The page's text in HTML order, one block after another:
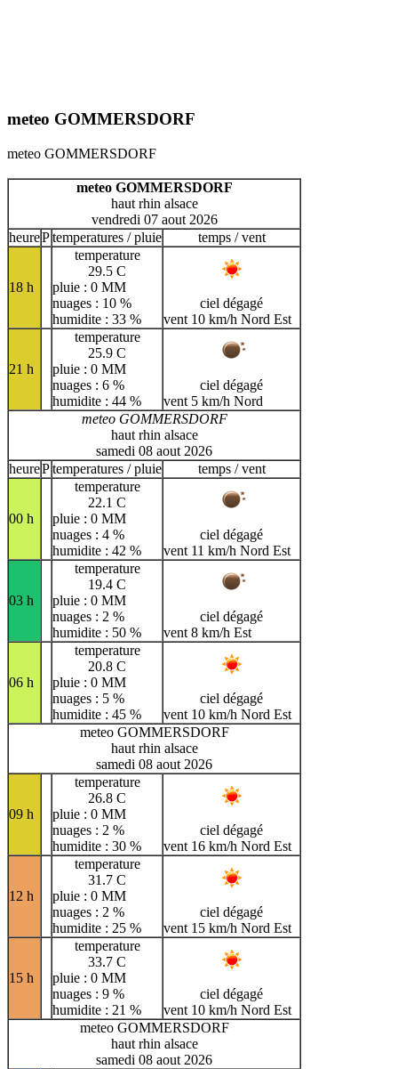
meteo GOMMERSDORF
meteo GOMMERSDORF
meteo GOMMERSDORF
haut rhin alsace
vendredi 07 aout 2026
heurePtemperatures / pluie temps / vent
18 h
temperature
29.5 C
pluie : 0 MM
nuages : 10 %
humidite : 33 %
ciel dégagé
vent 10 km/h Nord Est
21 h
temperature
25.9 C
pluie : 0 MM
nuages : 6 %
humidite : 44 %
ciel dégagé
vent 5 km/h Nord
meteo GOMMERSDORF
haut rhin alsace
samedi 08 aout 2026
heurePtemperatures / pluie temps / vent
00 h
temperature
22.1 C
pluie : 0 MM
nuages : 4 %
humidite : 42 %
ciel dégagé
vent 11 km/h Nord Est
03 h
temperature
19.4 C
pluie : 0 MM
nuages : 2 %
humidite : 50 %
ciel dégagé
vent 8 km/h Est
06 h
temperature
20.8 C
pluie : 0 MM
nuages : 5 %
humidite : 45 %
ciel dégagé
vent 10 km/h Nord Est
meteo GOMMERSDORF
haut rhin alsace
samedi 08 aout 2026
09 h
temperature
26.8 C
pluie : 0 MM
nuages : 2 %
humidite : 30 %
ciel dégagé
vent 16 km/h Nord Est
12 h
temperature
31.7 C
pluie : 0 MM
nuages : 2 %
humidite : 25 %
ciel dégagé
vent 15 km/h Nord Est
15 h
temperature
33.7 C
pluie : 0 MM
nuages : 9 %
humidite : 21 %
ciel dégagé
vent 10 km/h Nord Est
meteo GOMMERSDORF
haut rhin alsace
samedi 08 aout 2026